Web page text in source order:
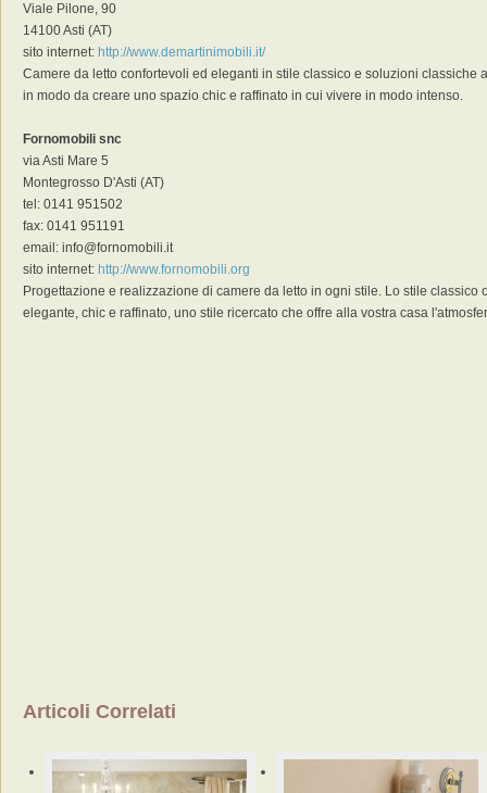
Viale Pilone, 90
14100 Asti (AT)
sito internet: http://www.demartinimobili.it/
Camere da letto confortevoli ed eleganti in stile classico e soluzioni classiche
in modo da creare uno spazio chic e raffinato in cui vivere in modo intenso.
Fornomobili snc
via Asti Mare 5
Montegrosso D'Asti (AT)
tel: 0141 951502
fax: 0141 951191
email: info@fornomobili.it
sito internet: http://www.fornomobili.org
Progettazione e realizzazione di camere da letto in ogni stile. Lo stile classico
elegante, chic e raffinato, uno stile ricercato che offre alla vostra casa
Articoli Correlati